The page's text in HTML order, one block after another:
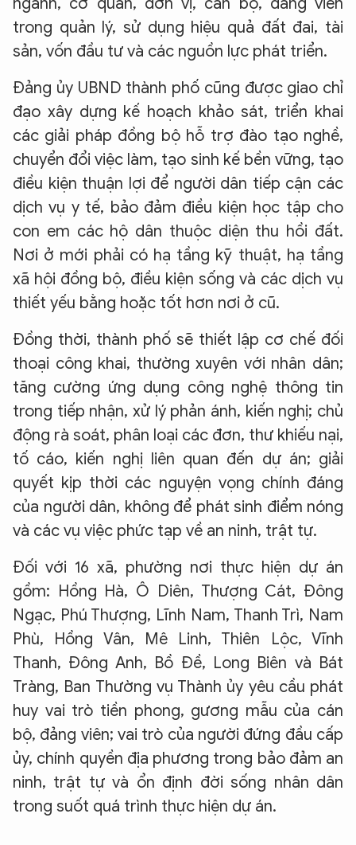
trong quản lý, sử dụng hiệu quả đất đai, tài
sản, vốn đầu tư và các nguồn lực phát triển.
Đảng ủy UBND thành phố cũng được giao chỉ
đạo xây dựng kế hoạch khảo sát, triển khai
các giải pháp đồng bộ hỗ trợ đào tạo nghề,
chuyển đổi việc làm, tạo sinh kế bền vững, tạo
điều kiện thuận lợi để người dân tiếp cận các
dịch vụ y tế, bảo đảm điều kiện học tập cho
con em các hộ dân thuộc diện thu hồi đất.
Nơi ở mới phải có hạ tầng kỹ thuật, hạ tầng
xã hội đồng bộ, điều kiện sống và các dịch vụ
thiết yếu bằng hoặc tốt hơn nơi ở cũ.
Đồng thời, thành phố sẽ thiết lập cơ chế đối
thoại công khai, thường xuyên với nhân dân;
tăng cường ứng dụng công nghệ thông tin
trong tiếp nhận, xử lý phản ánh, kiến nghị; chủ
động rà soát, phân loại các đơn, thư khiếu nại,
tố cáo, kiến nghị liên quan đến dự án; giải
quyết kịp thời các nguyện vọng chính đáng
của người dân, không để phát sinh điểm nóng
và các vụ việc phức tạp về an ninh, trật tự.
Đối với 16 xã, phường nơi thực hiện dự án
gồm: Hồng Hà, Ô Diên, Thượng Cát, Đông
Ngạc, Phú Thượng, Lĩnh Nam, Thanh Trì, Nam
Phù, Hồng Vân, Mê Linh, Thiên Lộc, Vĩnh
Thanh, Đông Anh, Bồ Đề, Long Biên và Bát
Tràng, Ban Thường vụ Thành ủy yêu cầu phát
huy vai trò tiền phong, gương mẫu của cán
bộ, đảng viên; vai trò của người đứng đầu cấp
ủy, chính quyền địa phương trong bảo đảm an
ninh, trật tự và ổn định đời sống nhân dân
trong suốt quá trình thực hiện dự án.